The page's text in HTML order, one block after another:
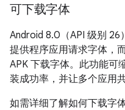
可下载字体
Android 8.0（API 级别 26
提供程序应用请求字体，
APK 下载字体。此功能可
装成功率，并让多个应用
如需详细了解如何下载字